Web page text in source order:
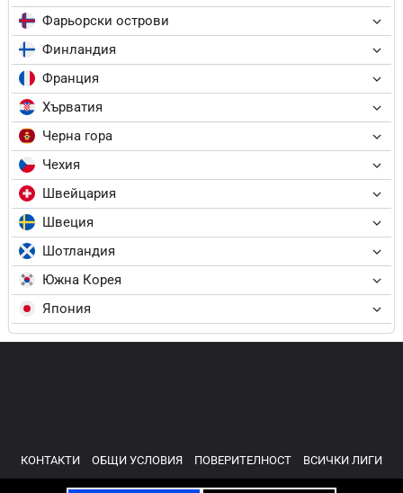
Фарьорски острови
Финландия
Франция
Хърватия
Черна гора
Чехия
Швейцария
Швеция
Шотландия
Южна Корея
Япония
КОНТАКТИ ОБЩИ УСЛОВИЯ ПОВЕРИТЕЛНОСТ ВСИЧКИ ЛИГИ